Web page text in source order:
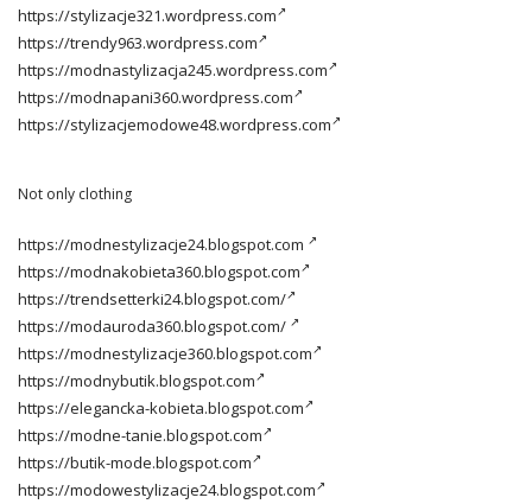
https://stylizacje321.wordpress.com
https://trendy963.wordpress.com
https://modnastylizacja245.wordpress.com
https://modnapani360.wordpress.com
https://stylizacjemodowe48.wordpress.com
Not only clothing
https://modnestylizacje24.blogspot.com
https://modnakobieta360.blogspot.com
https://trendsetterki24.blogspot.com/
https://modauroda360.blogspot.com/
https://modnestylizacje360.blogspot.com
https://modnybutik.blogspot.com
https://elegancka-kobieta.blogspot.com
https://modne-tanie.blogspot.com
https://butik-mode.blogspot.com
https://modowestylizacje24.blogspot.com